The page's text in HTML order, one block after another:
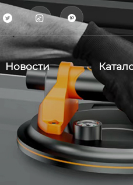
  
Новости